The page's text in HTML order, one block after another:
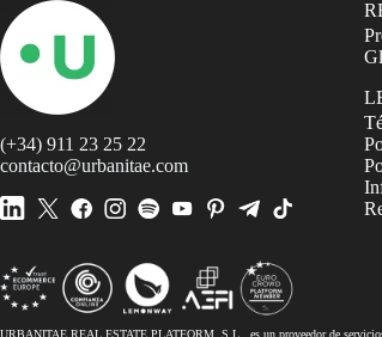
(+34) 911 23 25 22
contacto@urbanitae.com
URBANITAE REAL ESTATE PLATFORM, S.L., es un proveedor de